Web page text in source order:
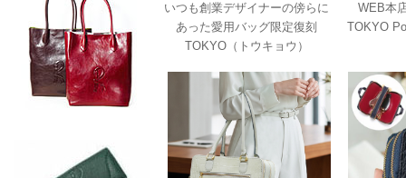
いつも創業デザイナーの傍らに
あった愛用バッグ限定復刻
TOKYO（トウキョウ）
WEB本
TOKYO